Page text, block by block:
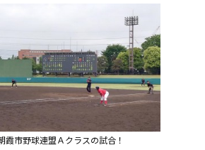
市野球連盟Ａクラスの試合！